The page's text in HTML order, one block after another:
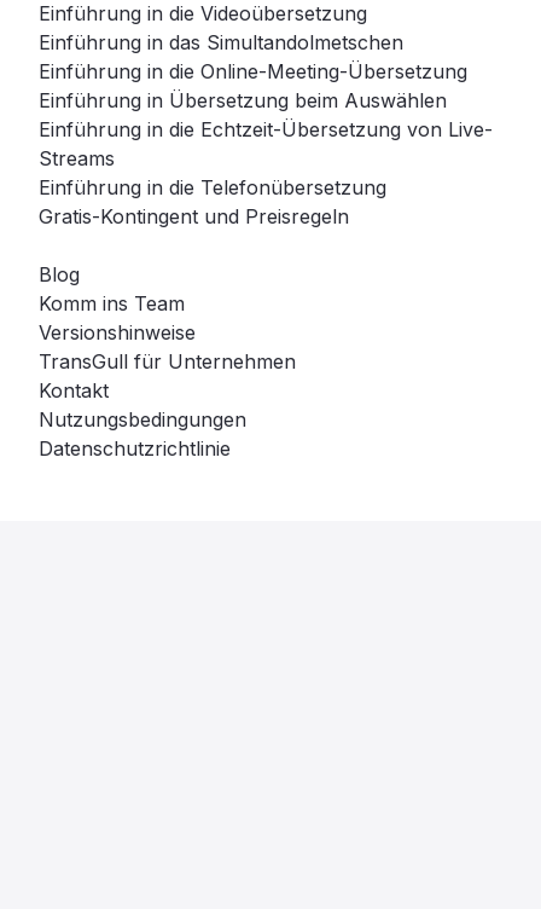
Einführung in die Videoübersetzung
Einführung in das Simultandolmetschen
Einführung in die Online-Meeting-Übersetzung
Einführung in Übersetzung beim Auswählen
Einführung in die Echtzeit-Übersetzung von Live-
Streams
Einführung in die Telefonübersetzung
Gratis-Kontingent und Preisregeln
Blog
Komm ins Team
Versionshinweise
TransGull für Unternehmen
Kontakt
Nutzungsbedingungen
Datenschutzrichtlinie